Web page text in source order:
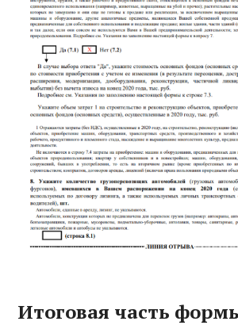
Итоговая часть